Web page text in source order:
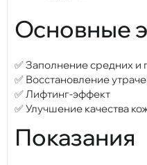
Основные
✅ Заполнение средних
✅ Восстановление
✅ Лифтинг-эффект
✅ Улучшение качества
Показания